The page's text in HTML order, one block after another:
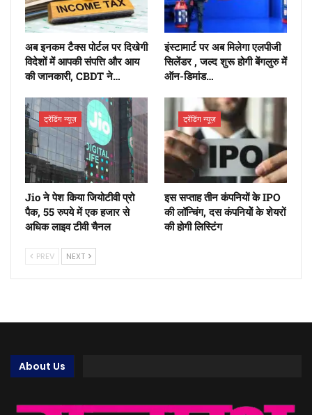
अब इनकम टैक्स पोर्टल पर दिखेगी
विदेशों में आपकी संपत्ति और आय
की जानकारी, CBDT ने…
इंस्टामार्ट पर अब मिलेगा एलपीजी
सिलेंडर , जल्द शुरू होगी बेंगलुरु में
ऑन-डिमांड…
ट्रेंडिंग न्यूज़
Jio ने पेश किया जियोटीवी प्रो
पैक, 55 रुपये में एक हजार से
अधिक लाइव टीवी चैनल
ट्रेंडिंग न्यूज़
इस सप्ताह तीन कंपनियों के IPO
की लॉन्चिंग, दस कंपनियोें के शेयरों
की होगी लिस्टिंग
PREV NEXT
About Us